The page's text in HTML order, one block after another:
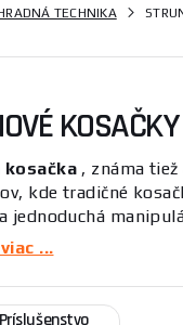
TECHNIKA
KOSAČKY
kosačka , známa tiež
kde tradičné
jednoduchá
môžu byť
a strunové
...
Príslušenstvo